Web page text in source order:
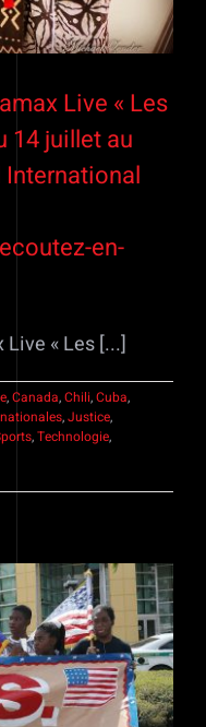
Live « Les
14 juillet au
en-
« Les [...]
,Canada,Chili,Cuba,
,Justice,
,Technologie,